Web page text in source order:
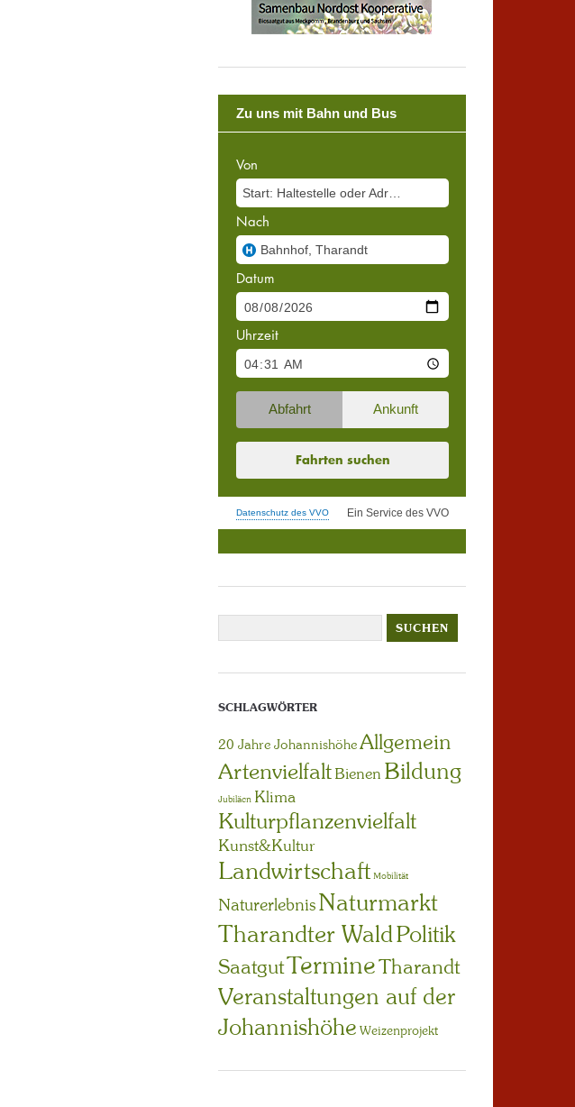
SCHLAGWÖRTER
20 Jahre JohannishöheAllgemein
Artenvielfalt Bienen Bildung
Jubiläen Klima
Kulturpflanzenvielfalt
Kunst&Kultur
Landwirtschaft Mobilität
NaturerlebnisNaturmarkt
Tharandter WaldPolitik
SaatgutTermineTharandt
Veranstaltungen auf der
Johannishöhe Weizenprojekt